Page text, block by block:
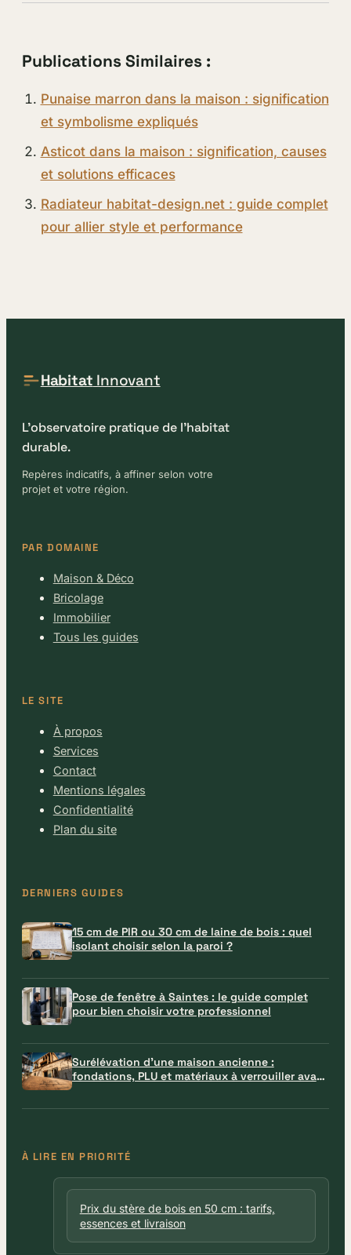
Publications Similaires :
Punaise marron dans la maison : signification
et symbolisme expliqués
Asticot dans la maison : signification, causes
et solutions efficaces
Radiateur habitat-design.net : guide complet
pour allier style et performance
Habitat Innovant
L'observatoire pratique de l'habitat
durable.
Repères indicatifs, à affiner selon votre
projet et votre région.
PAR DOMAINE
Maison & Déco
Bricolage
Immobilier
Tous les guides
LE SITE
À propos
Services
Contact
Mentions légales
Confidentialité
Plan du site
DERNIERS GUIDES
15 cm de PIR ou 30 cm de laine de bois : quel
isolant choisir selon la paroi ?
Pose de fenêtre à Saintes : le guide complet
pour bien choisir votre professionnel
Surélévation d’une maison ancienne :
fondations, PLU et matériaux à verrouiller avant
le chantier
À LIRE EN PRIORITÉ
Prix du stère de bois en 50 cm : tarifs,
essences et livraison